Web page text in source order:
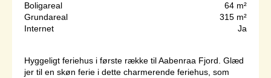
Boligareal
64 m²
Grundareal
315 m²
Internet
Ja
Hyggeligt feriehus i første række til Aabenraa Fjord. Glæd
jer til en skøn ferie i dette charmerende feriehus, som